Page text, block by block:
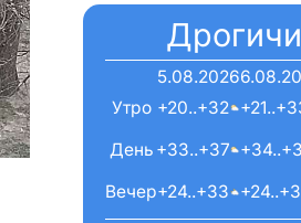
5.08.2026
+20..+32
+33..+37
+24..+33
Вечер
День
Утро